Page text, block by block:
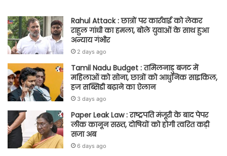
Rahul Attack : छात्रों पर कार्रवाई को लेकर
राहुल गांधी का हमला, बोले युवाओं के साथ हुआ
अन्याय गंभीर
2 days ago
Tamil Nadu Budget : तमिलनाडु बजट में
महिलाओं को सोना, छात्रों को आधुनिक साइकिल,
हज सब्सिडी बढ़ाने का ऐलान
3 days ago
Paper Leak Law : राष्ट्रपति मंजूरी के बाद पेपर
लीक कानून सख्त, दोषियों को होगी त्वरित कड़ी
सजा अब
6 days ago